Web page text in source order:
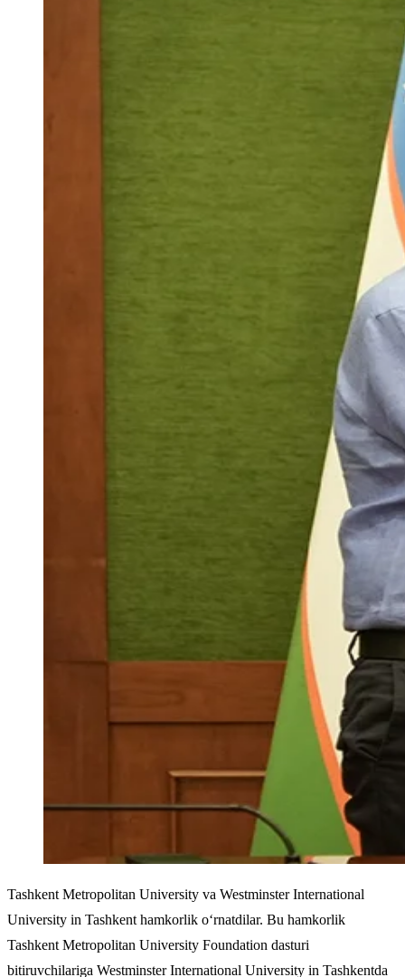
Tashkent Metropolitan University va Westminster International
University in Tashkent hamkorlik o‘rnatdilar. Bu hamkorlik
Tashkent Metropolitan University Foundation dasturi
bitiruvchilariga Westminster International University in Tashkentda